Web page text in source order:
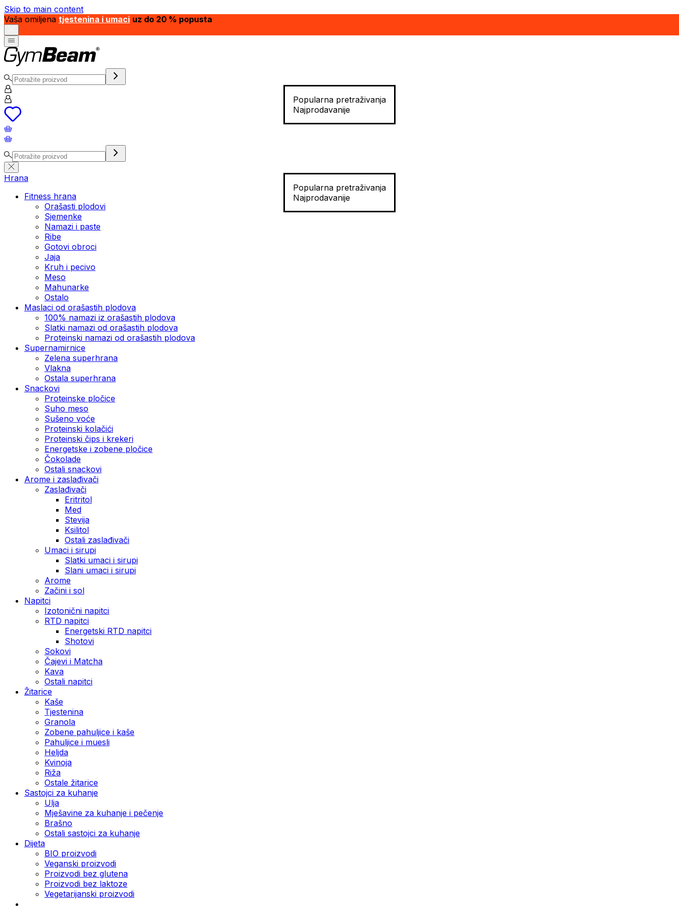
Skip to main content
Vaša omiljena tjestenina i umaci uz do 20 % popusta
Popularna pretraživanja
Najprodavanije
Popularna pretraživanja
Najprodavanije
Hrana
Fitness hrana
Orašasti plodovi
Sjemenke
Namazi i paste
Ribe
Gotovi obroci
Jaja
Kruh i pecivo
Meso
Mahunarke
Ostalo
Maslaci od orašastih plodova
100% namazi iz orašastih plodova
Slatki namazi od orašastih plodova
Proteinski namazi od orašastih plodova
Supernamirnice
Zelena superhrana
Vlakna
Ostala superhrana
Snackovi
Proteinske pločice
Suho meso
Sušeno voće
Proteinski kolačići
Proteinski čips i krekeri
Energetske i zobene pločice
Čokolade
Ostali snackovi
Arome i zaslađivači
Zaslađivači
Eritritol
Med
Stevija
Ksilitol
Ostali zaslađivači
Umaci i sirupi
Slatki umaci i sirupi
Slani umaci i sirupi
Arome
Začini i sol
Napitci
Izotonični napitci
RTD napitci
Energetski RTD napitci
Shotovi
Sokovi
Čajevi i Matcha
Kava
Ostali napitci
Žitarice
Kaše
Tjestenina
Granola
Zobene pahuljice i kaše
Pahuljice i muesli
Heljda
Kvinoja
Riža
Ostale žitarice
Sastojci za kuhanje
Ulja
Mješavine za kuhanje i pečenje
Brašno
Ostali sastojci za kuhanje
Dijeta
BIO proizvodi
Veganski proizvodi
Proizvodi bez glutena
Proizvodi bez laktoze
Vegetarijanski proizvodi